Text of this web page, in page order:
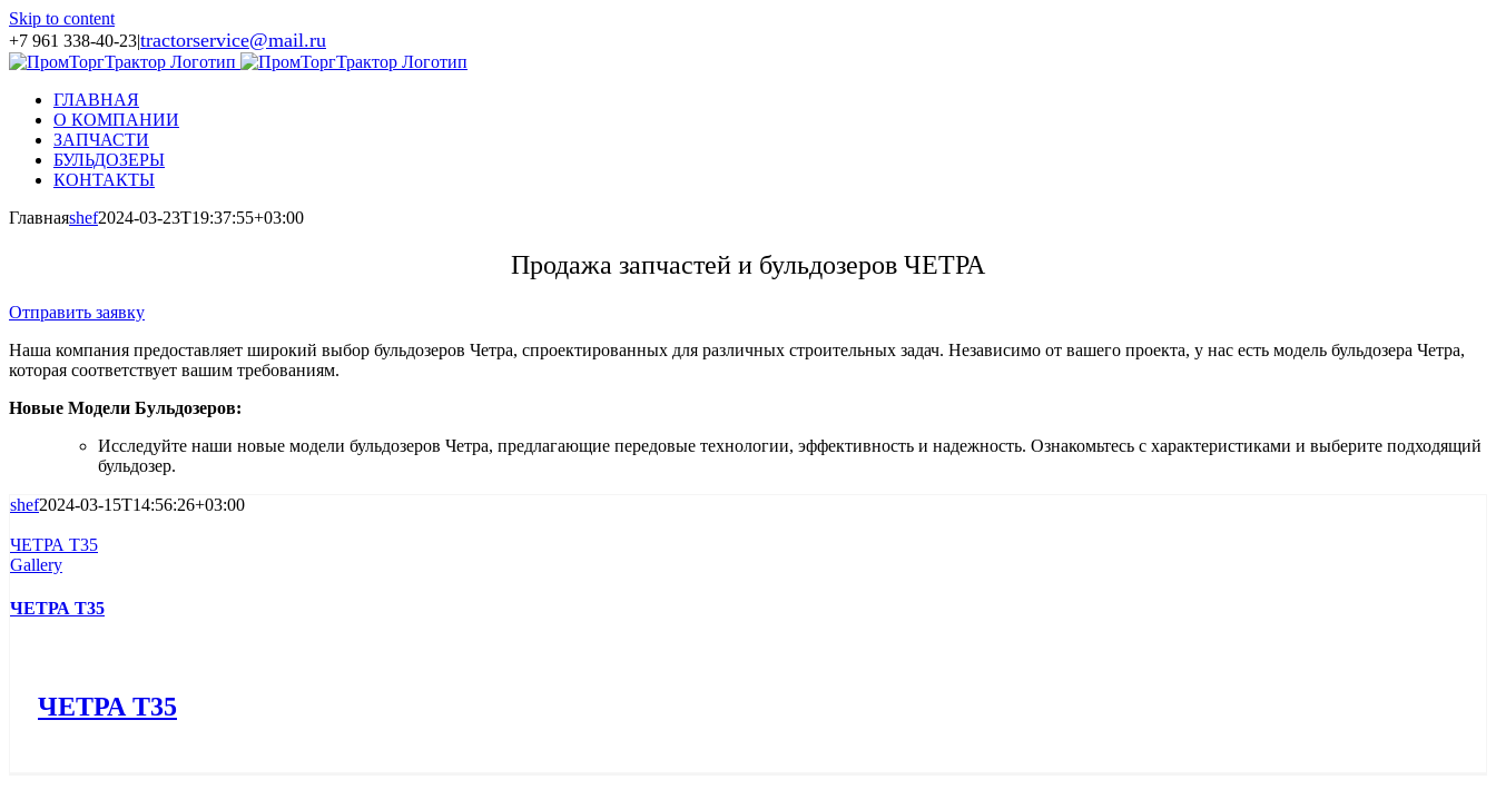
Skip to content
+7 961 338-40-23|tractorservice@mail.ru
ГЛАВНАЯ
О КОМПАНИИ
ЗАПЧАСТИ
БУЛЬДОЗЕРЫ
КОНТАКТЫ
Главнаяshef2024-03-23T19:37:55+03:00
Продажа запчастей и бульдозеров ЧЕТРА
Отправить заявку
Наша компания предоставляет широкий выбор бульдозеров Четра, спроектированных для различных строительных задач. Независимо от вашего проекта, у нас есть модель бульдозера Четра,
которая соответствует вашим требованиям.
Новые Модели Бульдозеров:
Исследуйте наши новые модели бульдозеров Четра, предлагающие передовые технологии, эффективность и надежность. Ознакомьтесь с характеристиками и выберите подходящий
бульдозер.
shef2024-03-15T14:56:26+03:00
ЧЕТРА Т35
Gallery
ЧЕТРА Т35
ЧЕТРА Т35